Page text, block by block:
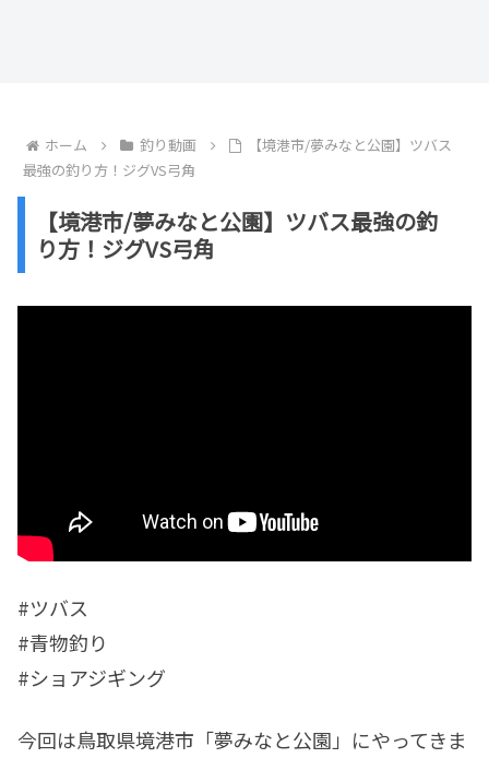
ホーム 釣り動画
【境港市/夢みなと公園】ツバス
最強の釣り方！ジグVS弓角
【境港市/夢みなと公園】ツバス最強の釣
り方！ジグVS弓角
#ツバス
#青物釣り
#ショアジギング
今回は鳥取県境港市「夢みなと公園」にやってきま